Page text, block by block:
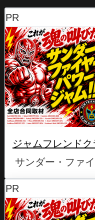
PR
ジャムフレンド
サンダー・ファ
PR